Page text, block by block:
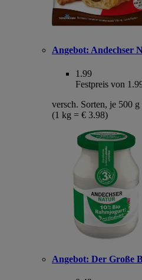
Angebot: Andechser
1.99
Festpreis von
versch. Sorten, je 500
(1 kg = € 3.98)
Angebot: Der Große